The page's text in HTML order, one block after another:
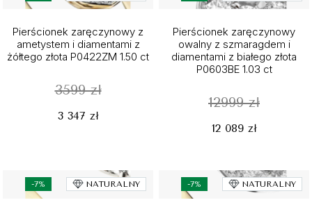
Pierścionek zaręczynowy z
ametystem i diamentami z
żółtego złota P0422ZM 1.50 ct
3599 zł
3 347 zł
Pierścionek zaręczynowy
owalny z szmaragdem i
diamentami z białego złota
P0603BE 1.03 ct
12999 zł
12 089 zł
-7% NATURALNY -7% NATURALNY